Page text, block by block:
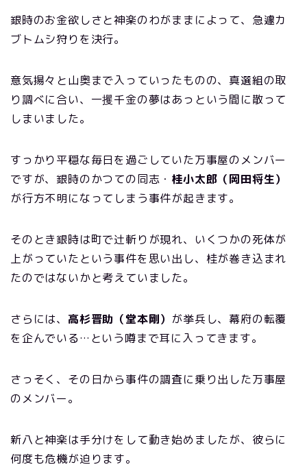
銀時のお金欲しさと神楽のわがままによって、急遽カ
ブトムシ狩りを決行。
意気揚々と山奥まで入っていったものの、真選組の取
り調べに合い、一攫千金の夢はあっという間に散って
しまいました。
すっかり平穏な毎日を過ごしていた万事屋のメンバー
ですが、銀時のかつての同志・ 桂小太郎（岡田将生）
が行方不明になってしまう事件が起きます。
そのとき銀時は町で辻斬りが現れ、いくつかの死体が
上がっていたという事件を思い出し、桂が巻き込まれ
たのではないかと考えていました。
さらには、 高杉晋助（堂本剛） が挙兵し、幕府の転覆
を企んでいる…という噂まで耳に入ってきます。
さっそく、その日から事件の調査に乗り出した万事屋
のメンバー。
新八と神楽は手分けをして動き始めましたが、彼らに
何度も危機が迫ります。